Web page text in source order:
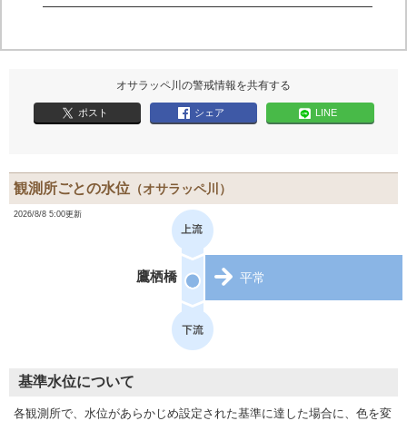
オサラッペ川の警戒情報を共有する
ポスト シェア LINE
観測所ごとの水位 （オサラッペ川）
2026/8/8 5:00更新
鷹栖橋 平常
基準水位について
各観測所で、水位があらかじめ設定された基準に達した場合に、色を変